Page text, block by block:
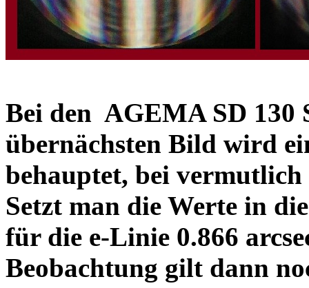
Bei den AGEMA SD 130
übernächsten Bild wird
behauptet, bei vermutlich
Setzt man die Werte in
für die e-Linie 0.866
Beobachtung gilt dann